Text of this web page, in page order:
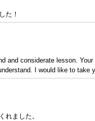
た！
and considerate lesson.
I would like to take
れました。